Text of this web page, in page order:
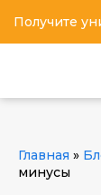
Главная »
минусы